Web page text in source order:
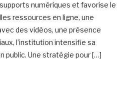
numériques et favorise le
ressources en ligne, une
des vidéos, une présence
l’institution intensifie sa
public. Une stratégie pour […]